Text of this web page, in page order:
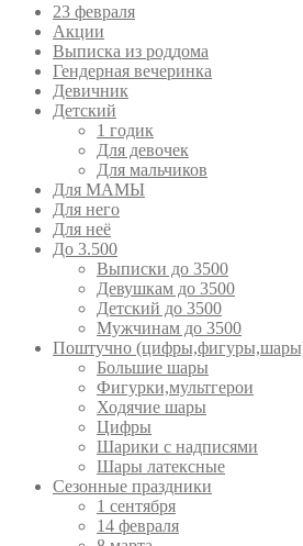
23 февраля
Акции
Выписка из роддома
Гендерная вечеринка
Девичник
Детский
1 годик
Для девочек
Для мальчиков
Для МАМЫ
Для него
Для неё
До 3.500
Выписки до 3500
Девушкам до 3500
Детский до 3500
Мужчинам до 3500
Поштучно
Большие шары
Фигурки,мультгерои
Ходячие шары
Цифры
Шарики с надписями
Шары латексные
Сезонные праздники
1 сентября
14 февраля